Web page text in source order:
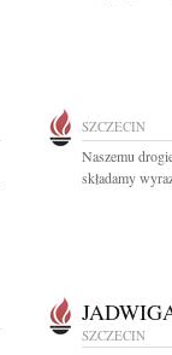
SZCZECIN
Naszemu
składamy
SZCZECIN